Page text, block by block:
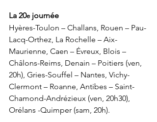
La 20e journée
Hyères-Toulon – Challans, Rouen – Pau-
Lacq-Orthez, La Rochelle – Aix-
Maurienne, Caen – Évreux, Blois –
Châlons-Reims, Denain – Poitiers (ven,
20h), Gries-Souffel – Nantes, Vichy-
Clermont – Roanne, Antibes – Saint-
Chamond-Andrézieux (ven, 20h30),
Orélans -Quimper (sam, 20h).